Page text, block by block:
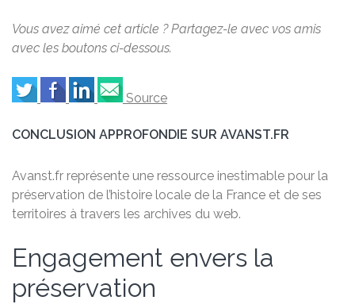
Vous avez aimé cet article ? Partagez-le avec vos amis
avec les boutons ci-dessous.
Source
CONCLUSION APPROFONDIE SUR AVANST.FR
Avanst.fr représente une ressource inestimable pour la
préservation de l’histoire locale de la France et de ses
territoires à travers les archives du web.
Engagement envers la
préservation